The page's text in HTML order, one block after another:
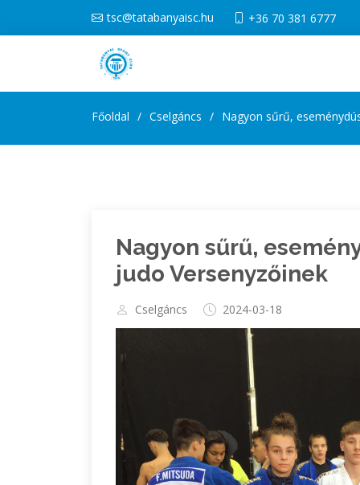
tsc@tatabanyaisc.hu +36 70 381 6777
Főoldal Cselgáncs Nagyon sűrű,
Nagyon sűrű,
judo Versenyzőinek
Cselgáncs 2024-03-18